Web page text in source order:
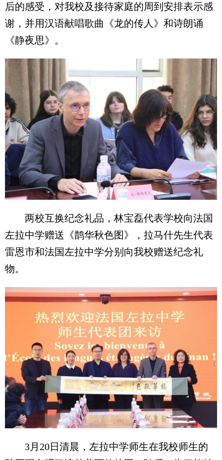
后的感受，对我校及接待家庭的周到安排表示感
谢，并用汉语献唱歌曲《龙的传人》和诗朗诵
《静夜思》。
两校互换纪念礼品，林宝磊代表学校向法国
左拉中学赠送《鹊华秋色图》，拉马什先生代表
雷恩市和法国左拉中学分别向我校赠送纪念礼
物。
3月20日清晨，左拉中学师生在我校师生的